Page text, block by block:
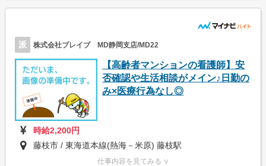
派 株式会社ブレイブ MD静岡支店/MD22
【高齢者マンションの看護師】安
否確認や生活相談がメイン♪日勤の
み×医療行為なし◎
時給2,200円
藤枝市 / 東海道本線(熱海－米原) 藤枝駅
仕事内容を見てみる ∨